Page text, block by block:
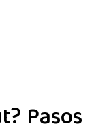
Pasos